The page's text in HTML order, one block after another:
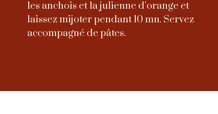
les anchois et la julienne d’orange et
laissez mijoter pendant 10 mn. Servez
accompagné de pâtes.